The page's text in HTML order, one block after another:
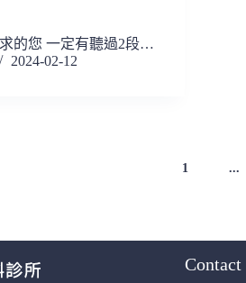
的您 一定有聽過2段…
2024-02-12
1 ...
Contact